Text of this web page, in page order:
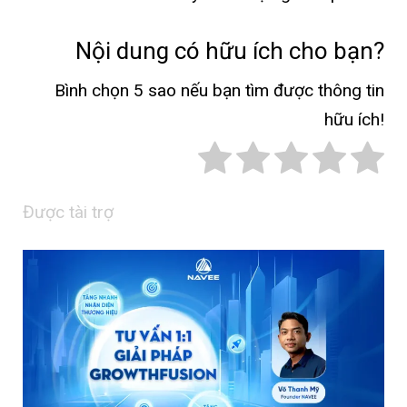
Nội dung có hữu ích cho bạn?
Bình chọn 5 sao nếu bạn tìm được thông tin
hữu ích!
Được tài trợ